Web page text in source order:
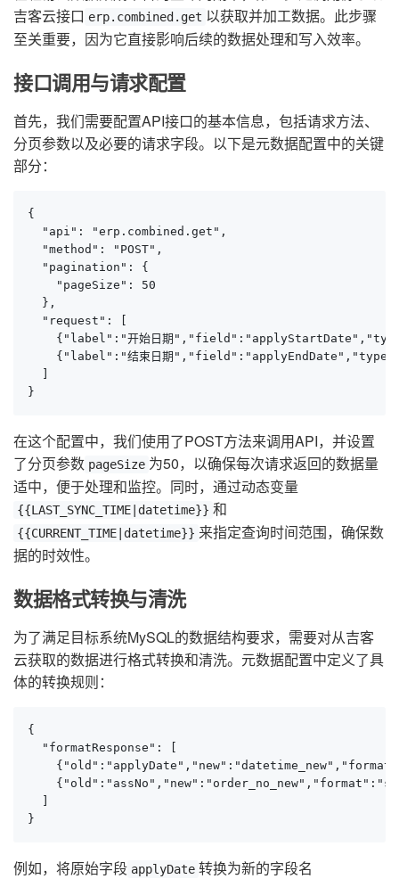
吉客云接口 erp.combined.get 以获取并加工数据。此步骤
至关重要，因为它直接影响后续的数据处理和写入效率。
接口调用与请求配置
首先，我们需要配置API接口的基本信息，包括请求方法、
分页参数以及必要的请求字段。以下是元数据配置中的关键
部分：
{
  "api": "erp.combined.get",
  "method": "POST",
  "pagination": {
    "pageSize": 50
  },
  "request": [
{"label":"开始日期
{"label":"结束日期
}
在这个配置中，我们使用了POST方法来调用API，并设置
了分页参数 pageSize 为50，以确保每次请求返回的数据量
适中，便于处理和监控。同时，通过动态变量
{{LAST_SYNC_TIME|datetime}} 和
{{CURRENT_TIME|datetime}} 来指定查询时间范围，确保数
据的时效性。
数据格式转换与清洗
为了满足目标系统MySQL的数据结构要求，需要对从吉客
云获取的数据进行格式转换和清洗。元数据配置中定义了具
体的转换规则：
{
  "formatResponse": [
}
例如，将原始字段 applyDate 转换为新的字段名